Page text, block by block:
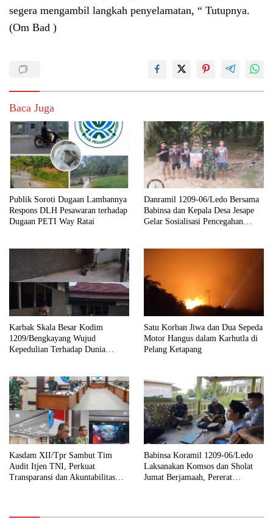
segera mengambil langkah penyelamatan, “ Tutupnya.
(Om Bad )
Baca Juga
Publik Soroti Dugaan Lambannya
Respons DLH Pesawaran terhadap
Dugaan PETI Way Ratai
Danramil 1209-06/Ledo Bersama
Babinsa dan Kepala Desa Jesape
Gelar Sosialisasi Pencegahan
Karbak Skala Besar Kodim
1209/Bengkayang Wujud
Kepedulian Terhadap Dunia
Satu Korban Jiwa dan Dua Sepeda
Motor Hangus dalam Karhutla di
Pelang Ketapang
Kasdam XII/Tpr Sambut Tim
Audit Itjen TNI, Perkuat
Transparansi dan Akuntabilitas
Babinsa Koramil 1209-06/Ledo
Laksanakan Komsos dan Sholat
Jumat Berjamaah, Pererat